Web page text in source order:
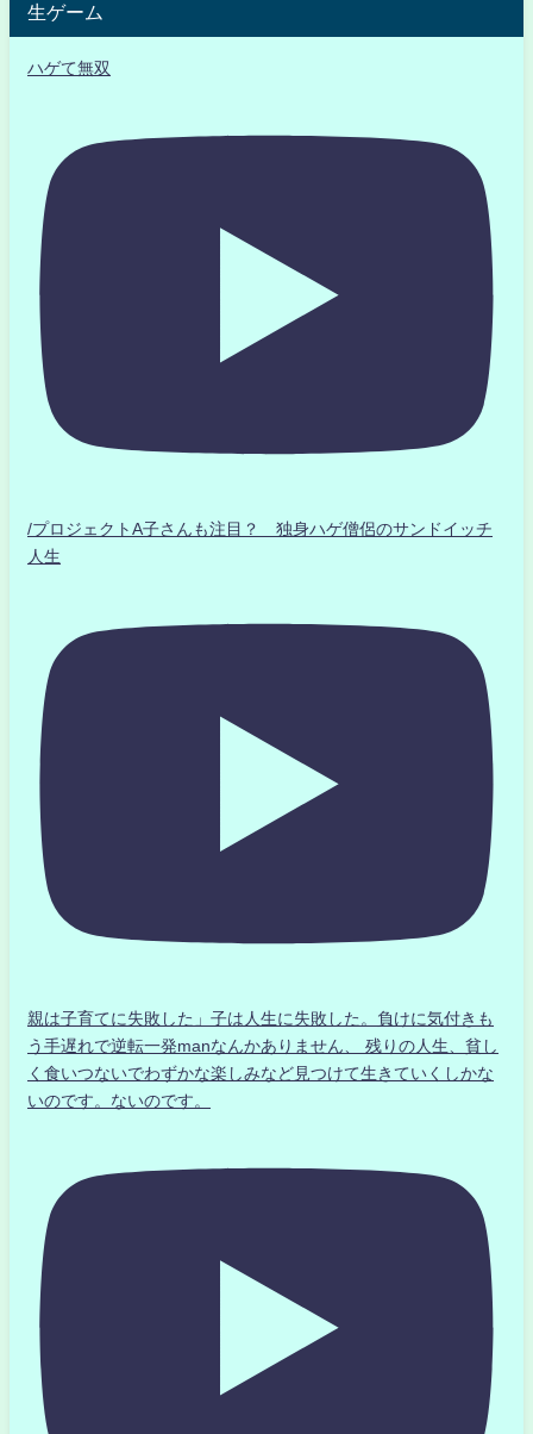
生ゲーム
ハゲて無双
/プロジェクトA子さんも注目？ 独身ハゲ僧侶のサンドイッチ
人生
親は子育てに失敗した」子は人生に失敗した。負けに気付きも
う手遅れで逆転一発manなんかありません、 残りの人生、貧し
く食いつないでわずかな楽しみなど見つけて生きていくしかな
いのです。ないのです。